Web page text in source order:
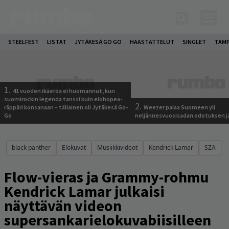
STEELFEST LISTAT JYTÄKESÄ GO GO HAASTATTELUT SINGLET
1. 41 vuoden ikäeroa ei huomannut, kun
suomirockin legenda tanssi kuin elohopea-
räppäri konsanaan – tällainen oli Jytäkesä Go-
Go
2. Weezer palaa Suomeen yli
neljännesvuosisadan odotuksen
black panther Elokuvat Musiikkivideot Kendrick Lamar SZA
Flow-vieras ja Grammy-rohmu
Kendrick Lamar julkaisi
näyttävän videon
supersankarielokuvabiisilleen